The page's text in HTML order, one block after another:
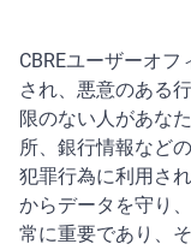
CBREユーザーオ
され、悪意のある
限のない人があな
所、銀行情報など
犯罪行為に利用さ
からデータを守り
常に重要であり、